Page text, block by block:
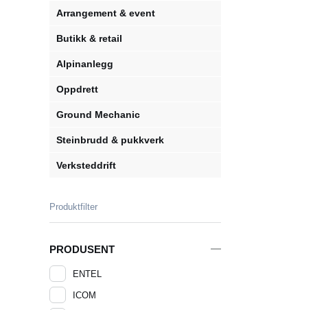
Arrangement & event
Butikk & retail
Alpinanlegg
Oppdrett
Ground Mechanic
Steinbrudd & pukkverk
Verksteddrift
Produktfilter
PRODUSENT
ENTEL
ICOM